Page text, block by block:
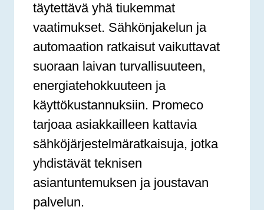
täytettävä yhä tiukemmat
vaatimukset. Sähkönjakelun ja
automaation ratkaisut vaikuttavat
suoraan laivan turvallisuuteen,
energiatehokkuuteen ja
käyttökustannuksiin. Promeco
tarjoaa asiakkailleen kattavia
sähköjärjestelmäratkaisuja, jotka
yhdistävät teknisen
asiantuntemuksen ja joustavan
palvelun.